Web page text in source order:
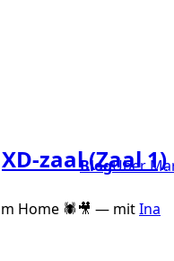
BlogÜber
XD-zaal (Zaal 1)
Home 🕷🎥 — mitIna